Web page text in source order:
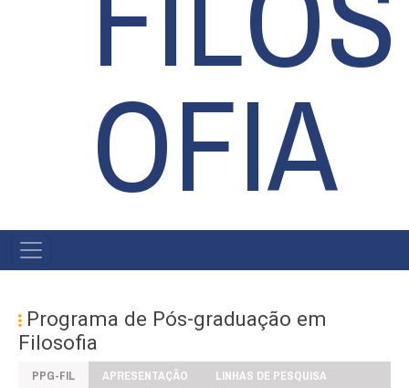
OFIA
#MENU
Programa de Pós-graduação em
Filosofia
PPG-FIL APRESENTAÇÃO
LINHAS DE PESQUISA